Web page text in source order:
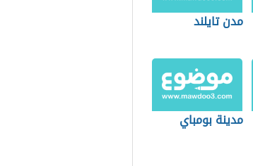
مدن تايلند
مدينة بومباي